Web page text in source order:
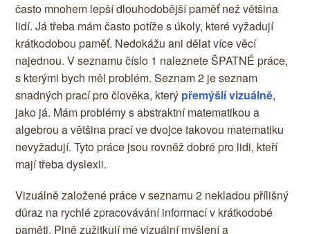
často mnohem lepší dlouhodobější paměť než většina
lidí. Já třeba mám často potíže s úkoly, které vyžadují
krátkodobou paměť. Nedokážu ani dělat více věcí
najednou. V seznamu číslo 1 naleznete ŠPATNÉ práce,
s kterými bych měl problém. Seznam 2 je seznam
snadných prací pro člověka, který přemýšlí vizuálně,
jako já. Mám problémy s abstraktní matematikou a
algebrou a většina prací ve dvojce takovou matematiku
nevyžadují. Tyto práce jsou rovněž dobré pro lidi, kteří
mají třeba dyslexii.
Vizuálně založené práce v seznamu 2 nekladou přílišný
důraz na rychlé zpracovávání informací v krátkodobé
paměti. Plně zužitkují mé vizuální myšlení a